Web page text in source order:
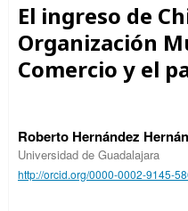
El ingreso de
Organización
Comercio y el
Roberto Hernández
Universidad de Guadalajara
http://orcid.org/0000-0002-9145-